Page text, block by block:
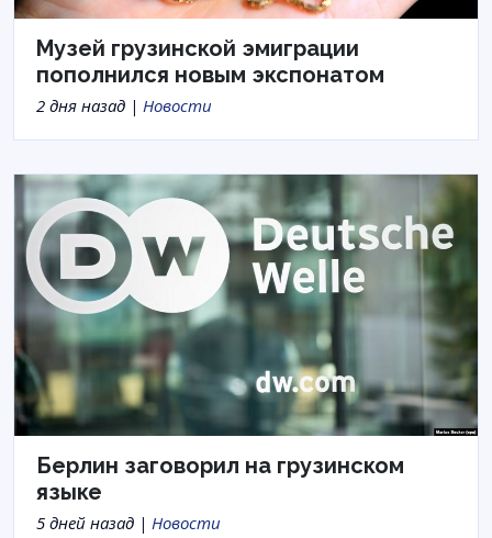
Музей грузинской эмиграции
пополнился новым экспонатом
2 дня назад | Новости
Берлин заговорил на грузинском
языке
5 дней назад | Новости